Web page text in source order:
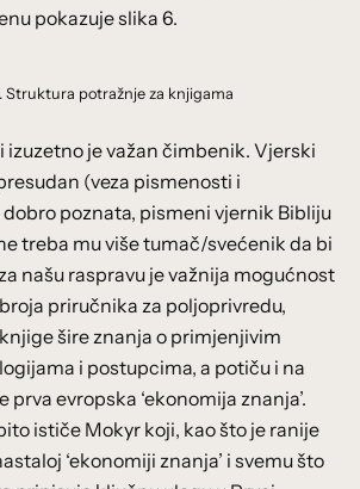
pokazuje slika 6.
Struktura potražnje za knjigama
izuzetno je važan čimbenik. Vjerski
(veza pismenosti i
poznata, pismeni vjernik Bibliju
treba mu više tumač/svećenik da bi
našu raspravu je važnija mogućnost
priručnika za poljoprivredu,
šire znanja o primjenjivim
i postupcima, a potiču i na
evropska ‘ekonomija znanja’.
ističe Mokyr koji, kao što je ranije
‘ekonomiji znanja’ i svemu što